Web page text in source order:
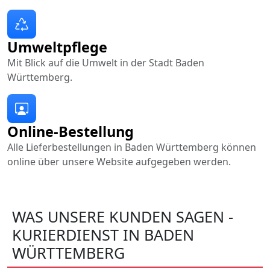
Online-Bestellung
Alle Lieferbestellungen in Baden Württemberg können
online über unsere Website aufgegeben werden.
Umweltpflege
Mit Blick auf die Umwelt in der Stadt Baden
Württemberg.
WAS UNSERE KUNDEN SAGEN -
KURIERDIENST IN BADEN
WÜRTTEMBERG